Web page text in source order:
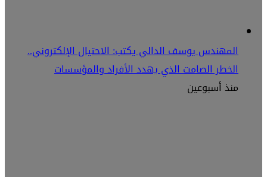
المهندس يوسف الدالي يكتب: الاحتيال الإلكتروني..
الخطر الصامت الذي يهدد الأفراد والمؤسسات
منذ أسبوعين